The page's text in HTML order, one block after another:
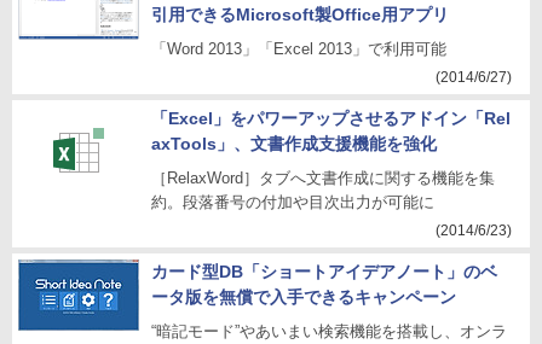
引用できるMicrosoft製Office用アプリ
「Word 2013」「Excel 2013」で利用可能
(2014/6/27)
「Excel」をパワーアップさせるアドイン「Rel
axTools」、文書作成支援機能を強化
［RelaxWord］タブへ文書作成に関する機能を集
約。段落番号の付加や目次出力が可能に
(2014/6/23)
カード型DB「ショートアイデアノート」のベ
ータ版を無償で入手できるキャンペーン
“暗記モード”やあいまい検索機能を搭載し、オンラ